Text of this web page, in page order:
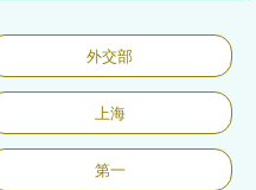
外交部
上海
第一